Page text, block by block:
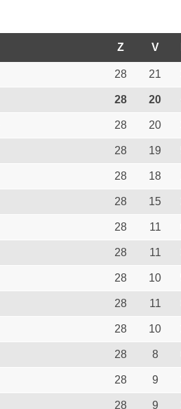
Z V
28 21
28 20
28 20
28 19
28 18
28 15
28 11
28 11
28 10
28 11
28 10
28 8
28 9
28 9